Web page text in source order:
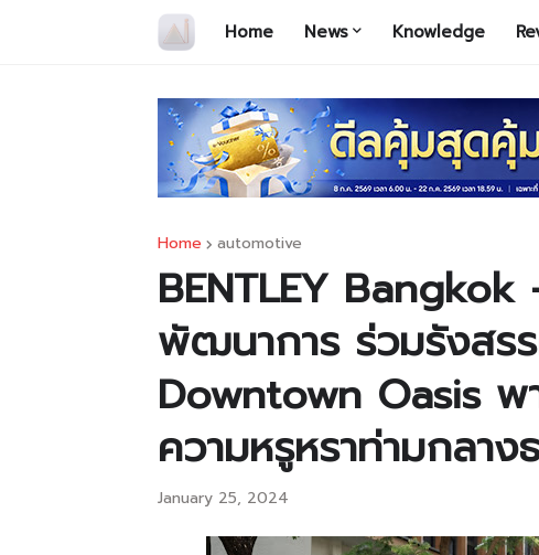
Home News Knowledge
Home automotive
BENTLEY
พัฒนาการ ร่วมรังสร
Downtown Oasis พ
ความหรูหราท่ามกลาง
January 25, 2024